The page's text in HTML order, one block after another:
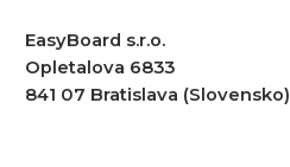
EasyBoard s.r.o.
Opletalova 6833
841 07 Bratislava (Slovensko)